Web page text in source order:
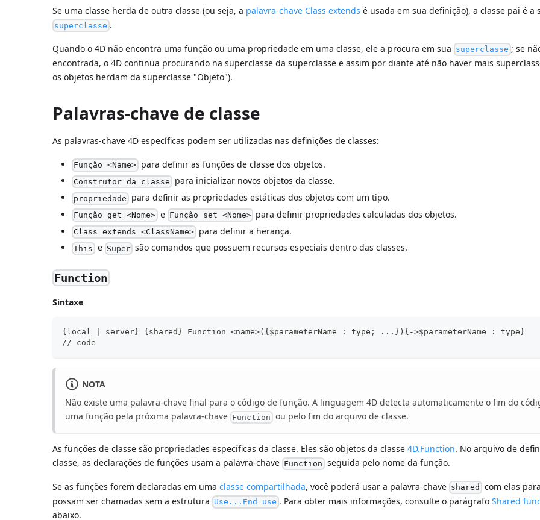
Se uma classe herda de outra classe (ou seja, a palavra-chave Class extends é usada em sua definição), a classe pai é a
superclasse .
Quando o 4D não encontra uma função ou uma propriedade em uma classe, ele a procura em sua superclasse ; se
encontrada, o 4D continua procurando na superclasse da superclasse e assim por diante até não haver mais
os objetos herdam da superclasse "Objeto").
Palavras-chave de classe
As palavras-chave 4D específicas podem ser utilizadas nas definições de classes:
Função <Name> para definir as funções de classe dos objetos.
Construtor da classe para inicializar novos objetos da classe.
propriedade para definir as propriedades estáticas dos objetos com um tipo.
Função get <Nome> e Função set <Nome> para definir propriedades calculadas dos objetos.
Class extends <ClassName> para definir a herança.
This e Super são comandos que possuem recursos especiais dentro das classes.
Function
Sintaxe
{local | server} {shared} Function <name>({$parameterName : type; ...}){->$parameterName : type}
// code
NOTA
Não existe uma palavra-chave final para o código de função. A linguagem 4D detecta automaticamente o fim do
uma função pela próxima palavra-chave Function ou pelo fim do arquivo de classe.
As funções de classe são propriedades específicas da classe. Eles são objetos da classe4D.Function. No arquivo de
classe, as declarações de funções usam a palavra-chave Function seguida pelo nome da função.
Se as funções forem declaradas em umaclasse compartilhada, você poderá usar a palavra-chave shared com elas
possam ser chamadas sem a estrutura Use...End use . Para obter mais informações, consulte o parágrafo Shared
abaixo.